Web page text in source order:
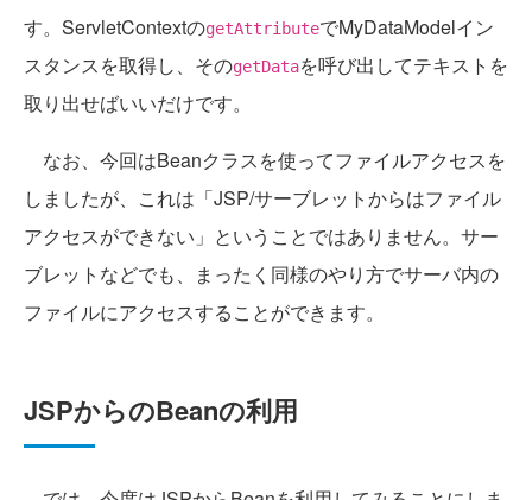
す。ServletContextのgetAttributeでMyDataModelイン
スタンスを取得し、そのgetDataを呼び出してテキストを
取り出せばいいだけです。
なお、今回はBeanクラスを使ってファイルアクセスを
しましたが、これは「JSP/サーブレットからはファイル
アクセスができない」ということではありません。サー
ブレットなどでも、まったく同様のやり方でサーバ内の
ファイルにアクセスすることができます。
JSPからのBeanの利用